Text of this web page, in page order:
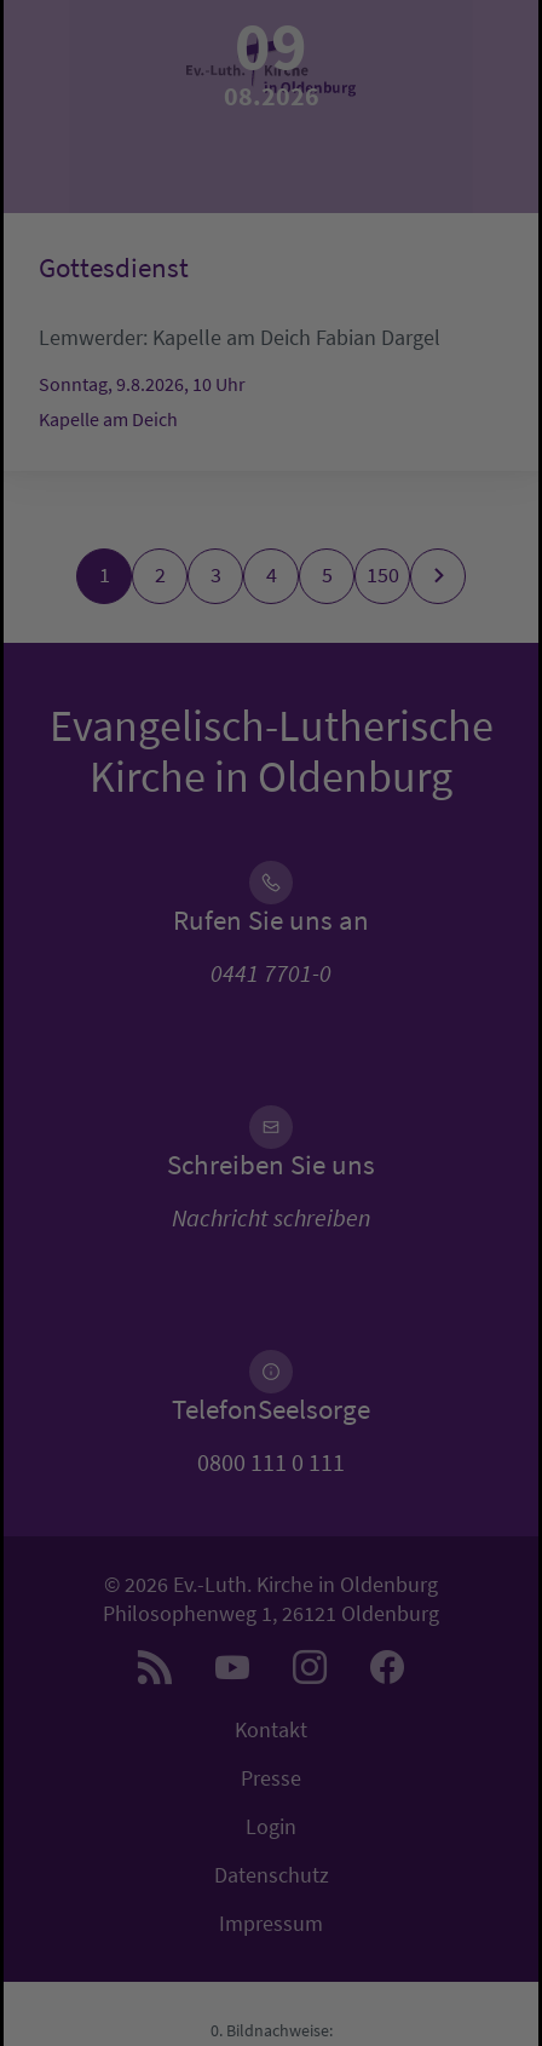
09
08.2026
Gottesdienst
Lemwerder: Kapelle am Deich Fabian Dargel
Sonntag, 9.8.2026, 10 Uhr
Kapelle am Deich
1 2 3 4 5 150
Evangelisch-Lutherische
Kirche in Oldenburg
Rufen Sie uns an
0441 7701-0
Schreiben Sie uns
Nachricht schreiben
TelefonSeelsorge
0800 111 0 111
© 2026 Ev.-Luth. Kirche in Oldenburg
Philosophenweg 1, 26121 Oldenburg
Kontakt
Presse
Login
Datenschutz
Impressum
Bildnachweise: